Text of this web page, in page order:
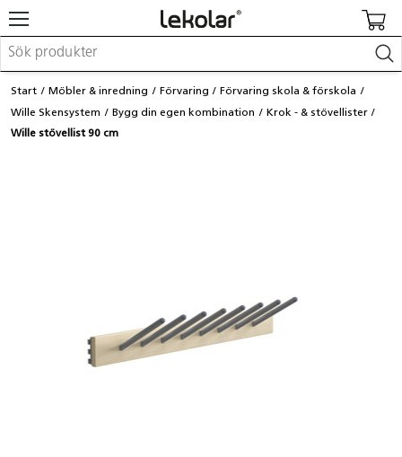
Möbler & inredning
Lekplatsutrustning & utemiljö
Skapa
Leka
Start Möbler & inredning Förvaring
Förvaring skola & förskola
Wille Skensystem
Bygg din egen kombination
Krok - & stövellister
Wille stövellist 90 cm